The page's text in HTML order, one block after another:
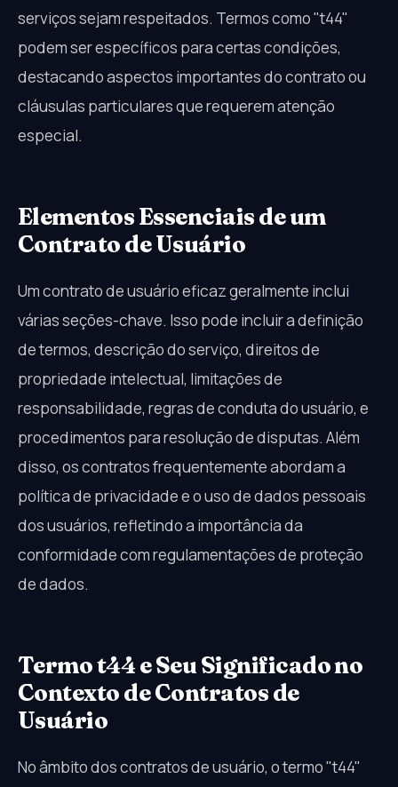
serviços sejam respeitados. Termos como "t44"
podem ser específicos para certas condições,
destacando aspectos importantes do contrato ou
cláusulas particulares que requerem atenção
especial.
Elementos Essenciais de um
Contrato de Usuário
Um contrato de usuário eficaz geralmente inclui
várias seções-chave. Isso pode incluir a definição
de termos, descrição do serviço, direitos de
propriedade intelectual, limitações de
responsabilidade, regras de conduta do usuário, e
procedimentos para resolução de disputas. Além
disso, os contratos frequentemente abordam a
política de privacidade e o uso de dados pessoais
dos usuários, refletindo a importância da
conformidade com regulamentações de proteção
de dados.
Termo t44 e Seu Significado no
Contexto de Contratos de
Usuário
No âmbito dos contratos de usuário, o termo "t44"